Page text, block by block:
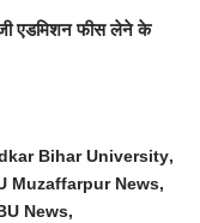
एडमिशन फीस लेने के
Bihar University
Muzaffarpur News
News